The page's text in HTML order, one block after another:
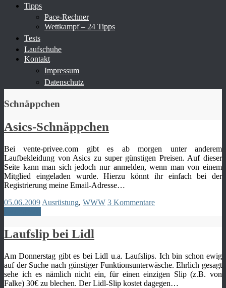
Tipps
Pace-Rechner
Wettkampf – 24 Tipps
Tests
Laufschuhe
Kontakt
Impressum
Datenschutz
Schnäppchen
Asics-Schnäppchen
Bei vente-privee.com gibt es ab morgen unter anderem
Laufbekleidung von Asics zu super günstigen Preisen. Auf dieser
Seite kann man sich jedoch nur anmelden, wenn man von einem
Mitglied eingeladen wurde. Hierzu könnt ihr einfach bei der
Registrierung meine Email-Adresse…
05.06.2009 Ausrüstung, WWW 3 Kommentare
Laufslip bei Lidl
Am Donnerstag gibt es bei Lidl u.a. Laufslips. Ich bin schon ewig
auf der Suche nach günstiger Funktionsunterwäsche. Ehrlich gesagt
sehe ich es nämlich nicht ein, für einen einzigen Slip (z.B. von
Falke) 30€ zu blechen. Der Lidl-Slip kostet dagegen…